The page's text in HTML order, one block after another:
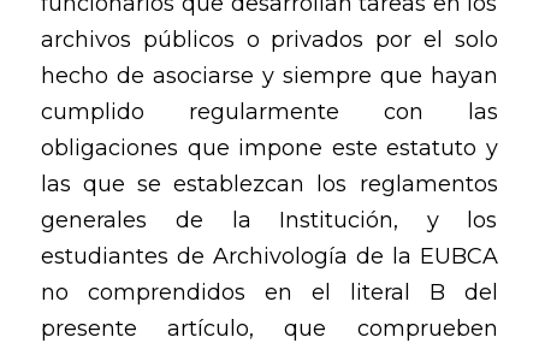
archivos públicos o privados por el solo
hecho de asociarse y siempre que hayan
cumplido regularmente con las
obligaciones que impone este estatuto y
las que se establezcan los reglamentos
generales de la Institución, y los
estudiantes de Archivología de la EUBCA
no comprendidos en el literal B del
presente artículo, que comprueben